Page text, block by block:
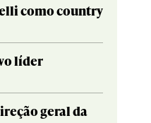
como country
líder
geral da